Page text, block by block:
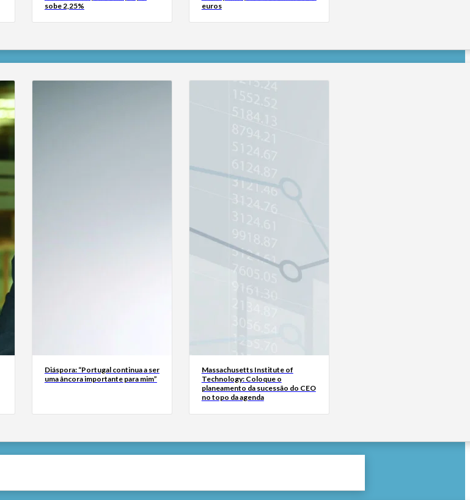
sobe 2,25%
euros
Diáspora: “Portugal continua a ser
uma âncora importante para mim”
Massachusetts Institute of
Technology: Coloque o
planeamento da sucessão do CEO
no topo da agenda